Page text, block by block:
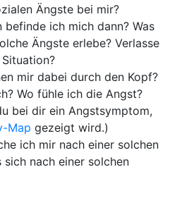
Ängste bei mir?
befinde ich mich dann? Was
Ängste erlebe? Verlasse
mir dabei durch den Kopf?
Wo fühle ich die Angst?
bei dir ein Angstsymptom,
Map gezeigt wird.)
ich mir nach einer solchen
nach einer solchen